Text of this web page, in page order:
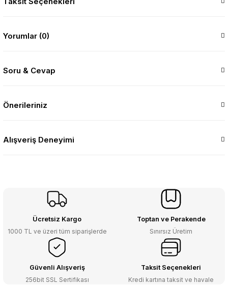
Yorumlar (0)
Soru & Cevap
Önerileriniz
Alışveriş Deneyimi
Ücretsiz Kargo
1000 TL ve üzeri tüm siparişlerde
Toptan ve Perakende
Sınırsız Üretim
Güvenli Alışveriş
256bit SSL Sertifikası
Taksit Seçenekleri
Kredi kartına taksit ve havale